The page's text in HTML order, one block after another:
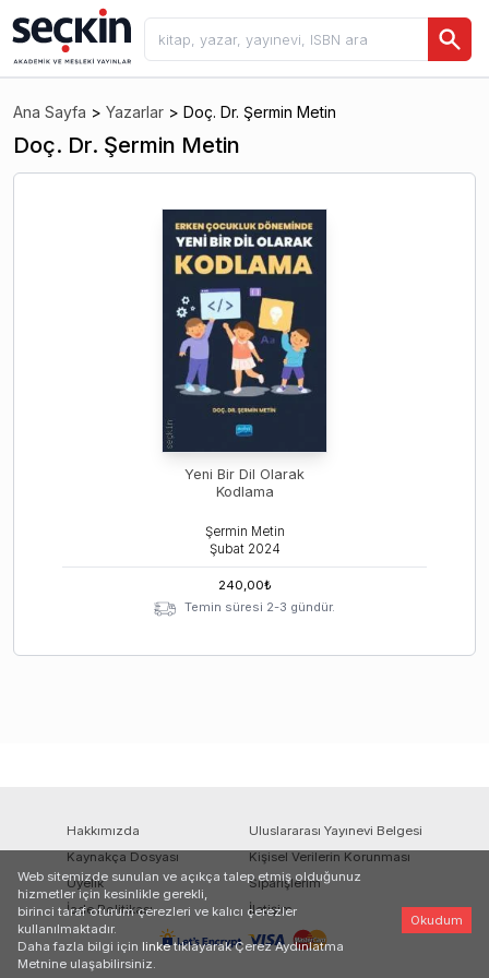
Ana Sayfa > Yazarlar > Doç. Dr. Şermin Metin
Doç. Dr. Şermin Metin
Yeni Bir Dil Olarak
Kodlama
Şermin Metin
Şubat 2024
240,00₺
Temin süresi 2-3 gündür.
Hakkımızda
Uluslararası Yayınevi Belgesi
Kaynakça Dosyası
Kişisel Verilerin Korunması
Üyelik
Siparişlerim
İade Politikası
İletişim
Web sitemizde sunulan ve açıkça talep etmiş olduğunuz
hizmetler için kesinlikle gerekli,
birinci taraf oturum çerezleri ve kalıcı çerezler
kullanılmaktadır.
Daha fazla bilgi için linke tıklayarak Çerez Aydınlatma
Metnine ulaşabilirsiniz.
Okudum